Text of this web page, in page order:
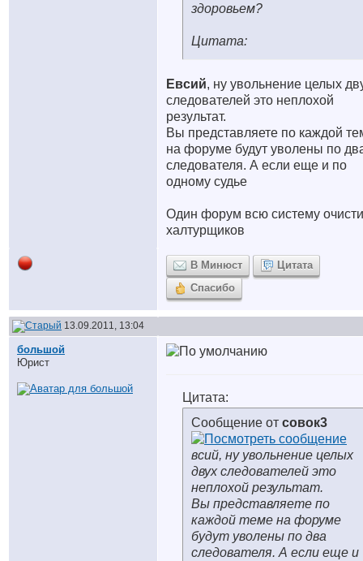
здоровьем?
Цитата:
Евсий, ну увольнение целых
следователей это неплохой
результат.
Вы представляете по каждой
на форуме будут уволены по
следователя. А если еще и по
одному судье
Один форум всю систему
халтурщиков
В Минюст
Цитата
Спасибо
13.09.2011, 13:04
большой
Юрист
Цитата:
Сообщение от совок3
всий, ну увольнение целых
двух следователей это
неплохой результат.
Вы представляете по
каждой теме на форуме
будут уволены по два
следователя. А если еще и